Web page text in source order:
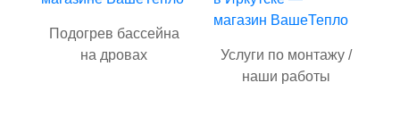
Подогрев бассейна
на дровах
Услуги по монтажу /
наши работы